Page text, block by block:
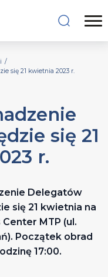
/
się 21 kwietnia 2023 r.
się 21
r.
Delegatów
się 21 kwietnia na
MTP (ul.
Początek obrad
17:00.